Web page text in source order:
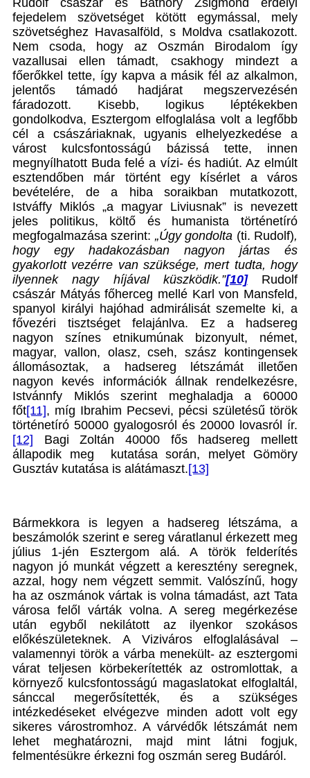
Rudolf császár és Báthory Zsigmond erdélyi
fejedelem szövetséget kötött egymással, mely
szövetséghez Havasalföld, s Moldva csatlakozott.
Nem csoda, hogy az Oszmán Birodalom így
vazallusai ellen támadt, csakhogy mindezt a
főerőkkel tette, így kapva a másik fél az alkalmon,
jelentős támadó hadjárat megszervezésén
fáradozott. Kisebb, logikus léptékekben
gondolkodva, Esztergom elfoglalása volt a legfőbb
cél a császáriaknak, ugyanis elhelyezkedése a
várost kulcsfontosságú bázissá tette, innen
megnyílhatott Buda felé a vízi- és hadiút. Az elmúlt
esztendőben már történt egy kísérlet a város
bevételére, de a hiba soraikban mutatkozott,
Istváffy Miklós „a magyar Liviusnak” is nevezett
jeles politikus, költő és humanista történetíró
megfogalmazása szerint: „Úgy gondolta (ti. Rudolf),
hogy egy hadakozásban nagyon jártas és
gyakorlott vezérre van szüksége, mert tudta, hogy
ilyennek nagy híjával küszködik.”[10]
Rudolf
császár Mátyás főherceg mellé Karl von Mansfeld,
spanyol királyi hajóhad admirálisát szemelte ki, a
fővezéri tisztséget felajánlva. Ez a hadsereg
nagyon színes etnikumúnak bizonyult, német,
magyar, vallon, olasz, cseh, szász kontingensek
állomásoztak, a hadsereg létszámát illetően
nagyon kevés információk állnak rendelkezésre,
Istvánnfy Miklós szerint meghaladja a 60000
főt[11], míg Ibrahim Pecsevi, pécsi születésű török
történetíró 50000 gyalogosról és 20000 lovasról ír.
[12] Bagi Zoltán 40000 fős hadsereg mellett
állapodik meg kutatása során, melyet Gömöry
Gusztáv kutatása is alátámaszt.[13]
Bármekkora is legyen a hadsereg létszáma, a
beszámolók szerint e sereg váratlanul érkezett meg
július 1-jén Esztergom alá. A török felderítés
nagyon jó munkát végzett a keresztény seregnek,
azzal, hogy nem végzett semmit. Valószínű, hogy
ha az oszmánok vártak is volna támadást, azt Tata
városa felől várták volna. A sereg megérkezése
után egyből nekilátott az ilyenkor szokásos
előkészületeknek. A Viziváros elfoglalásával –
valamennyi török a várba menekült- az esztergomi
várat teljesen körbekerítették az ostromlottak, a
környező kulcsfontosságú magaslatokat elfoglaltál,
sánccal megerősítették, és a szükséges
intézkedéseket elvégezve minden adott volt egy
sikeres várostromhoz. A várvédők létszámát nem
lehet meghatározni, majd mint látni fogjuk,
felmentésükre érkezni fog oszmán sereg Budáról.